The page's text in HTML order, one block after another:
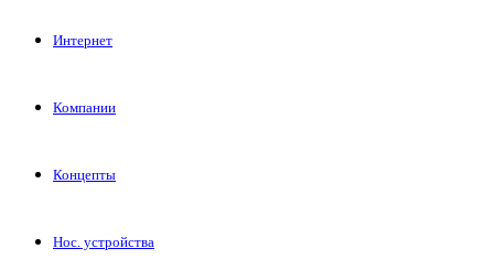
Интернет
Компании
Концепты
Нос. устройства